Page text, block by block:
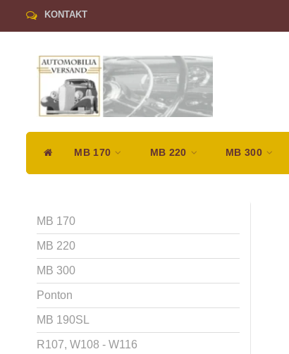
KONTAKT
MB 170 MB 220 MB 300
MB 170
MB 220
MB 300
Ponton
MB 190SL
R107, W108 - W116